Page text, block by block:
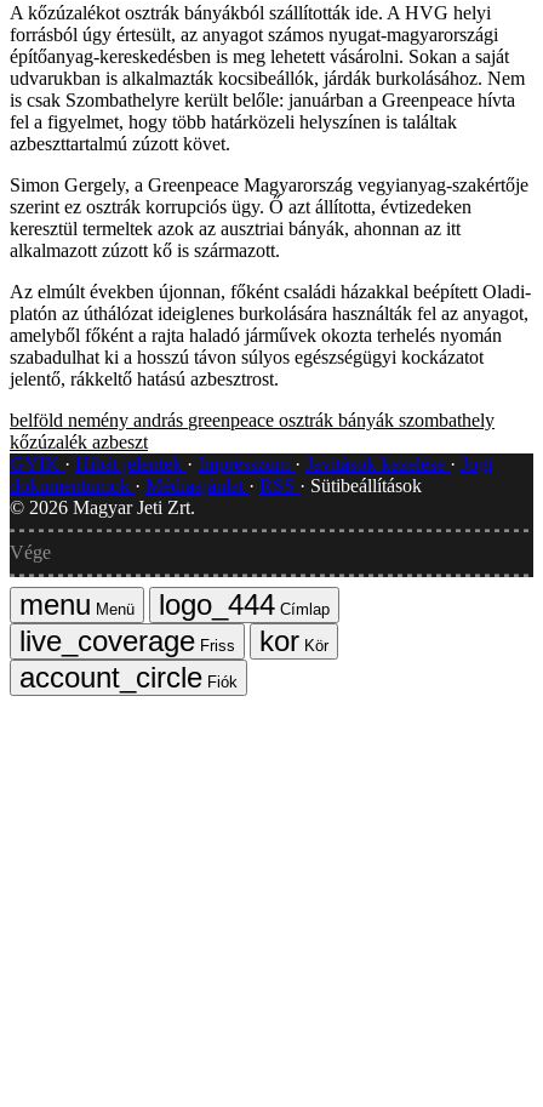
A kőzúzalékot osztrák bányákból szállították ide. A HVG helyi
forrásból úgy értesült, az anyagot számos nyugat-magyarországi
építőanyag-kereskedésben is meg lehetett vásárolni. Sokan a saját
udvarukban is alkalmazták kocsibeállók, járdák burkolásához. Nem
is csak Szombathelyre került belőle: januárban a Greenpeace hívta
fel a figyelmet, hogy több határközeli helyszínen is találtak
azbeszttartalmú zúzott követ.
Simon Gergely, a Greenpeace Magyarország vegyianyag-szakértője
szerint ez osztrák korrupciós ügy. Ő azt állította, évtizedeken
keresztül termeltek azok az ausztriai bányák, ahonnan az itt
alkalmazott zúzott kő is származott.
Az elmúlt években újonnan, főként családi házakkal beépített Oladi-
platón az úthálózat ideiglenes burkolására használták fel az anyagot,
amelyből főként a rajta haladó járművek okozta terhelés nyomán
szabadulhat ki a hosszú távon súlyos egészségügyi kockázatot
jelentő, rákkeltő hatású azbesztrost.
belföld nemény andrás greenpeace osztrák bányák szombathely
kőzúzalék azbeszt
GYIK
Hibát jelentek Impresszum Javítások kezelése
Jogi
dokumentumok
Médiaajánlat RSS
Sütibeállítások
© 2026 Magyar Jeti Zrt.
Vége
Menü
Címlap
Friss
Kör
Fiók